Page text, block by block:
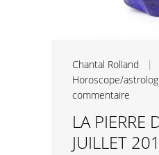
Chantal Rolland |
Horoscope/
commentaire
LA PIERRE
JUILLET